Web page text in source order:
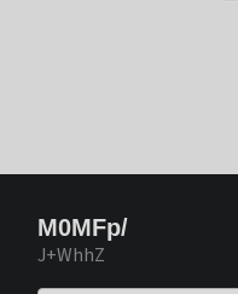
M0MFp/
J+WhhZ